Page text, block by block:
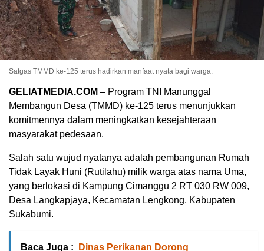
Satgas TMMD ke-125 terus hadirkan manfaat nyata bagi warga.
GELIATMEDIA.COM – Program TNI Manunggal
Membangun Desa (TMMD) ke-125 terus menunjukkan
komitmennya dalam meningkatkan kesejahteraan
masyarakat pedesaan.
Salah satu wujud nyatanya adalah pembangunan Rumah
Tidak Layak Huni (Rutilahu) milik warga atas nama Uma,
yang berlokasi di Kampung Cimanggu 2 RT 030 RW 009,
Desa Langkapjaya, Kecamatan Lengkong, Kabupaten
Sukabumi.
Baca Juga :
Dinas Perikanan Dorong